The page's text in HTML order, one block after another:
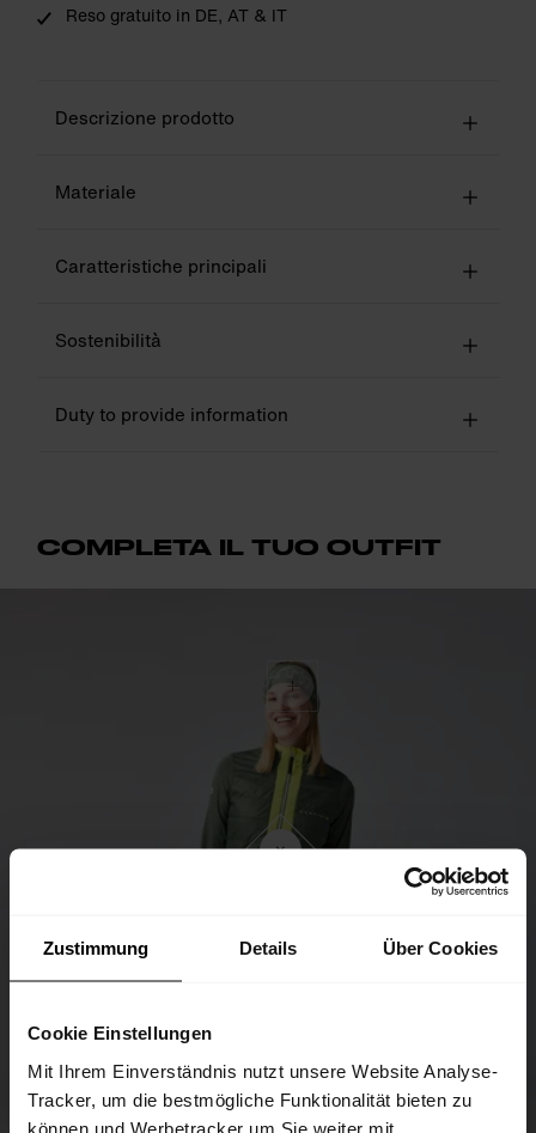
Zustimmung Details Über Cookies
Cookie Einstellungen
Mit Ihrem Einverständnis nutzt unsere Website Analyse-
Tracker, um die bestmögliche Funktionalität bieten zu
können und Werbetracker um Sie weiter mit
Reso gratuito in DE, AT & IT
Descrizione prodotto
Materiale
Caratteristiche principali
Sostenibilità
Duty to provide information
COMPLETA IL TUO OUTFIT